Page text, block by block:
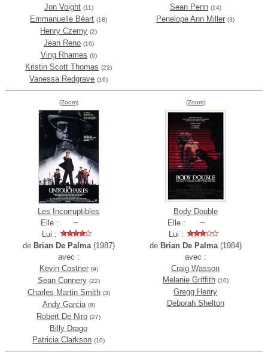
Jon Voight (11)
Emmanuelle Béart (18)
Henry Czerny (2)
Jean Reno (16)
Ving Rhames (9)
Kristin Scott Thomas (22)
Vanessa Redgrave (16)
Sean Penn (14)
Penelope Ann Miller (3)
(Zoom)
Les Incorruptibles
Elle :
Lui :
de Brian De Palma(1987)
avec :
Kevin Costner (9)
Sean Connery (22)
Charles Martin Smith (3)
Andy Garcia (8)
Robert De Niro (27)
Billy Drago
Patricia Clarkson (10)
(Zoom)
Body Double
Elle :
Lui :
de Brian De Palma(1984)
avec :
Craig Wasson
Melanie Griffith (10)
Gregg Henry
Deborah Shelton